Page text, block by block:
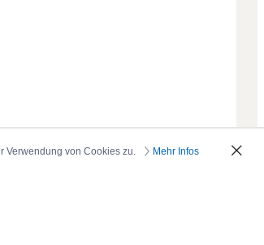
Verwendung von Cookies zu. Mehr Infos